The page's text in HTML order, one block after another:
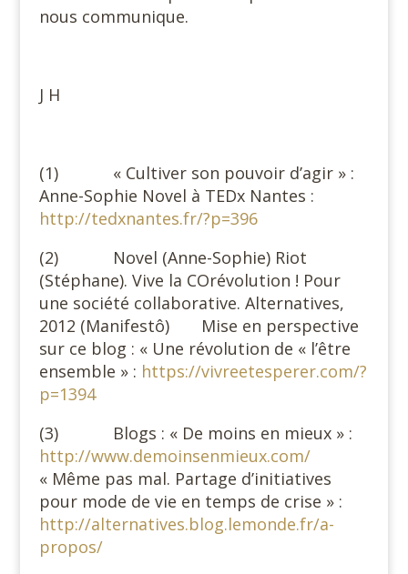
nous communique.
J H
(1) « Cultiver son pouvoir d’agir » :
Anne-Sophie Novel à TEDx Nantes :
http://tedxnantes.fr/?p=396
(2) Novel (Anne-Sophie) Riot
(Stéphane). Vive la COrévolution ! Pour
une société collaborative. Alternatives,
2012 (Manifestô) Mise en perspective
sur ce blog : « Une révolution de « l’être
ensemble » : https://vivreetesperer.com/?
p=1394
(3) Blogs : « De moins en mieux » :
http://www.demoinsenmieux.com/
« Même pas mal. Partage d’initiatives
pour mode de vie en temps de crise » :
http://alternatives.blog.lemonde.fr/a-
propos/